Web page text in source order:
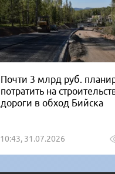
Почти 3 млрд руб.
потратить на
дороги в обход Бийска
10:43, 31.07.2026